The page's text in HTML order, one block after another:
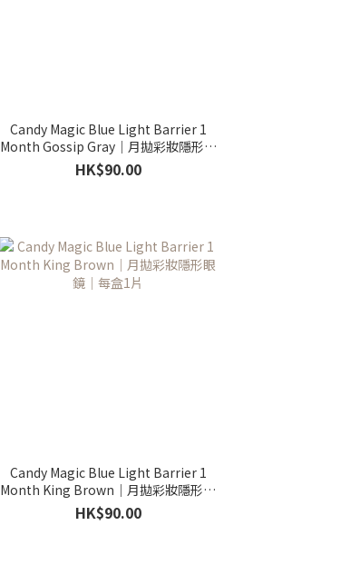
Candy Magic Blue Light Barrier 1
Month Gossip Gray｜月拋彩妝隱形眼
鏡｜每盒1片
HK$90.00
Candy Magic Blue Light Barrier 1
Month King Brown｜月拋彩妝隱形眼
鏡｜每盒1片
HK$90.00